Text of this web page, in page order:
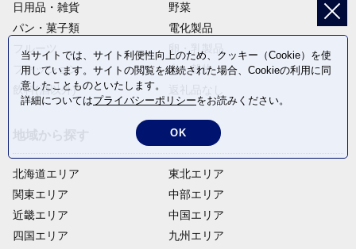
日用品・雑貨
野菜
パン・菓子類
電化製品
フルーツ
卵・乳製品
ファッション
米・穀物
飲料(酒以外)
北海道エリア
関東エリア
近畿エリア
四国エリア
東北エリア
中部エリア
中国エリア
九州エリア
当サイトでは、サイト利便性向上のため、クッキー（Cookie）を使
用しています。サイトの閲覧を継続された場合、Cookieの利用に同
意したことものといたします。
詳細についてはプライバシーポリシーをお読みください。
OK